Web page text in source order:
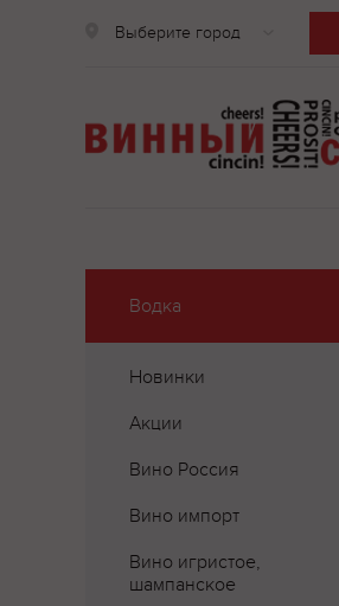
Выберите город
Водка
Новинки
Акции
Вино Россия
Вино импорт
Вино игристое,
шампанское